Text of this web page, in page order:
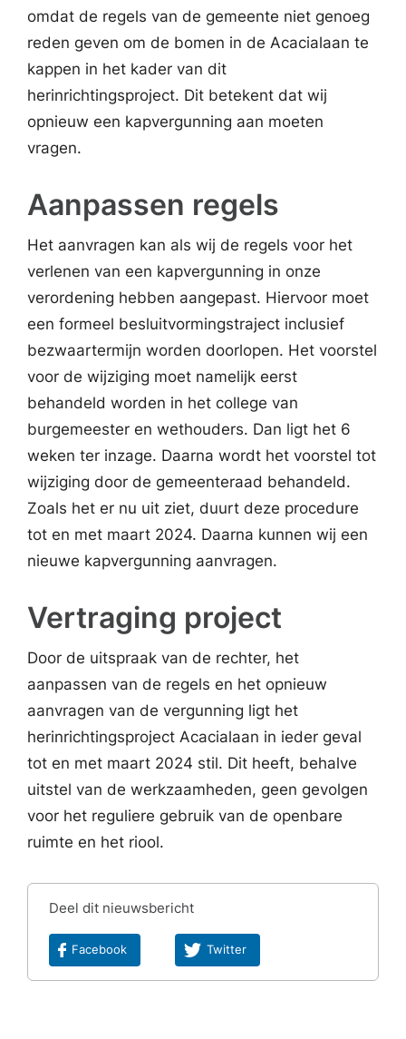
omdat de regels van de gemeente niet genoeg
reden geven om de bomen in de Acacialaan te
kappen in het kader van dit
herinrichtingsproject. Dit betekent dat wij
opnieuw een kapvergunning aan moeten
vragen.
Aanpassen regels
Het aanvragen kan als wij de regels voor het
verlenen van een kapvergunning in onze
verordening hebben aangepast. Hiervoor moet
een formeel besluitvormingstraject inclusief
bezwaartermijn worden doorlopen. Het voorstel
voor de wijziging moet namelijk eerst
behandeld worden in het college van
burgemeester en wethouders. Dan ligt het 6
weken ter inzage. Daarna wordt het voorstel tot
wijziging door de gemeenteraad behandeld.
Zoals het er nu uit ziet, duurt deze procedure
tot en met maart 2024. Daarna kunnen wij een
nieuwe kapvergunning aanvragen.
Vertraging project
Door de uitspraak van de rechter, het
aanpassen van de regels en het opnieuw
aanvragen van de vergunning ligt het
herinrichtingsproject Acacialaan in ieder geval
tot en met maart 2024 stil. Dit heeft, behalve
uitstel van de werkzaamheden, geen gevolgen
voor het reguliere gebruik van de openbare
ruimte en het riool.
Deel dit nieuwsbericht
Facebook Twitter